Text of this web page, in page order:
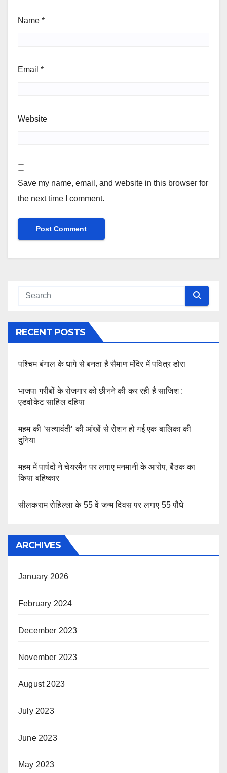
Name *
Email *
Website
Save my name, email, and website in this browser for
the next time I comment.
RECENT POSTS
पश्चिम बंगाल के धागे से बनता है सैमाण मंदिर में पवित्र डोरा
भाजपा गरीबों के रोजगार को छीनने की कर रही है साजिश :
एडवोकेट साहिल दहिया
महम की ’सत्यावंती’ की आंखों से रोशन हो गई एक बालिका की
दुनिया
महम में पार्षदों ने चेयरमैन पर लगाए मनमानी के आरोप, बैठक का
किया बहिष्कार
सीलकराम रोहिल्ला के 55 वें जन्म दिवस पर लगाए 55 पौधे
ARCHIVES
January 2026
February 2024
December 2023
November 2023
August 2023
July 2023
June 2023
May 2023